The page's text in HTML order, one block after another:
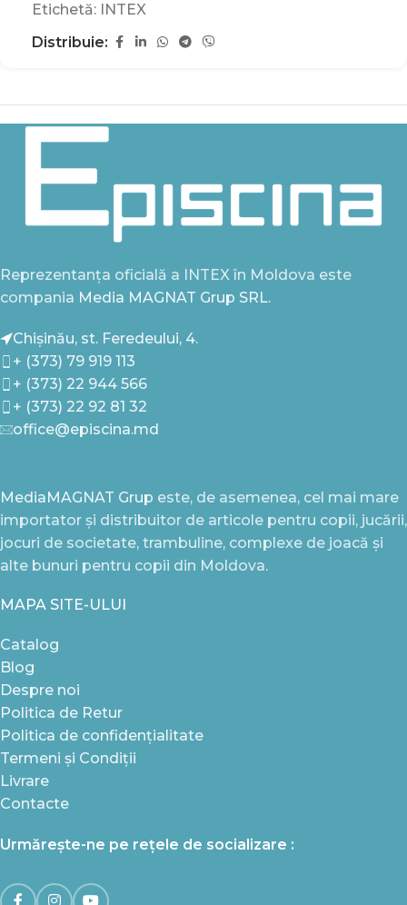
Etichetă:
INTEX
Distribuie:
Reprezentanța oficială a INTEX în Moldova este
compania Media MAGNAT Grup SRL.
Chișinău, st. Feredeului, 4.
+ (373) 79 919 113
+ (373) 22 944 566
+ (373) 22 92 81 32
office@episcina.md
MediaMAGNAT Grup este, de asemenea, cel mai mare
importator și distribuitor de articole pentru copii, jucării,
jocuri de societate, trambuline, complexe de joacă și
alte bunuri pentru copii din Moldova.
MAPA SITE-ULUI
Catalog
Blog
Despre noi
Politica de Retur
Politica de confidențialitate
Termeni și Condiții
Livrare
Contacte
Urmărește-ne pe rețele de socializare :